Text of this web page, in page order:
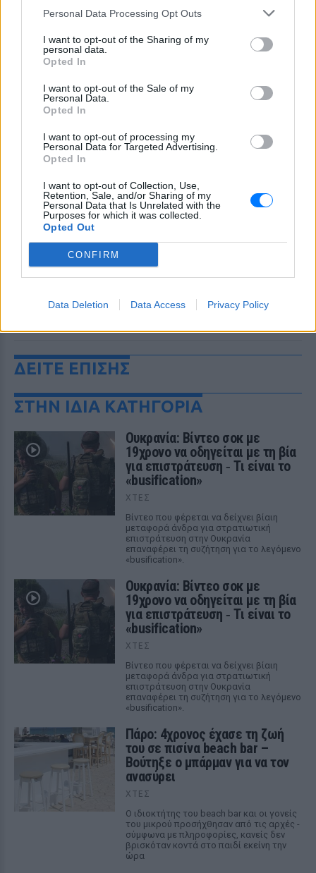
Personal Data Processing Opt Outs
I want to opt-out of the Sharing of my
personal data.
Opted In
I want to opt-out of the Sale of my
Personal Data.
Opted In
I want to opt-out of processing my
Personal Data for Targeted Advertising.
Opted In
I want to opt-out of Collection, Use,
Retention, Sale, and/or Sharing of my
Personal Data that Is Unrelated with the
Purposes for which it was collected.
Opted Out
CONFIRM
Data Deletion Data Access Privacy Policy
ΔΕΙΤΕ ΕΠΙΣΗΣ
ΣΤΗΝ ΙΔΙΑ ΚΑΤΗΓΟΡΙΑ
Ουκρανία: Βίντεο σοκ με
19χρονο να οδηγείται με τη βία
για επιστράτευση ‑ Τι είναι το
«busification»
ΧΤΕΣ
Βίντεο που φέρεται να δείχνει βίαιη
μεταφορά άνδρα για στρατιωτική
επιστράτευση στην Ουκρανία
επαναφέρει τη συζήτηση για το λεγόμενο
«busification».
Ουκρανία: Βίντεο σοκ με
19χρονο να οδηγείται με τη βία
για επιστράτευση ‑ Τι είναι το
«busification»
ΧΤΕΣ
Βίντεο που φέρεται να δείχνει βίαιη
μεταφορά άνδρα για στρατιωτική
επιστράτευση στην Ουκρανία
επαναφέρει τη συζήτηση για το λεγόμενο
«busification».
Πάρο: 4χρονος έχασε τη ζωή
του σε πισίνα beach bar –
Βούτηξε ο μπάρμαν για να τον
ανασύρει
ΧΤΕΣ
Ο ιδιοκτήτης του beach bar και οι γονείς
του μικρού προσήχθησαν από τις αρχές -
σύμφωνα με πληροφορίες, κανείς δεν
βρισκόταν κοντά στο παιδί εκείνη την
ώρα